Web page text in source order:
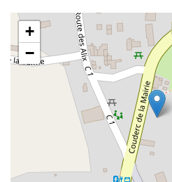
+
−